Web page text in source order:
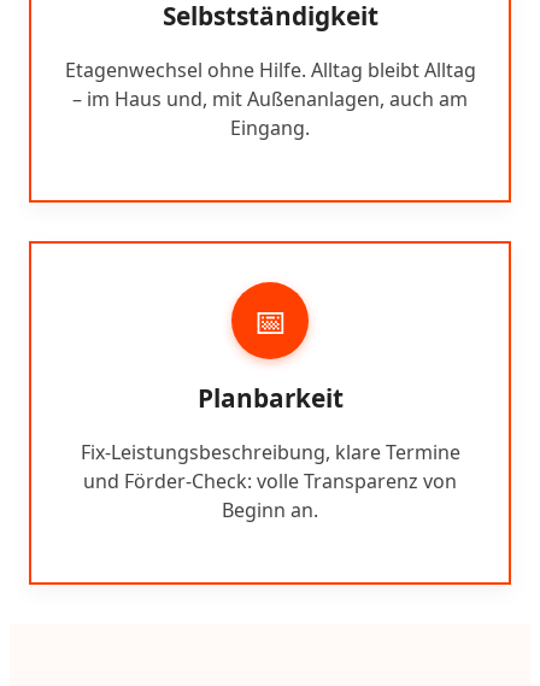
Selbstständigkeit
Etagenwechsel ohne Hilfe. Alltag bleibt Alltag
– im Haus und, mit Außenanlagen, auch am
Eingang.
📅
Planbarkeit
Fix-Leistungsbeschreibung, klare Termine
und Förder-Check: volle Transparenz von
Beginn an.